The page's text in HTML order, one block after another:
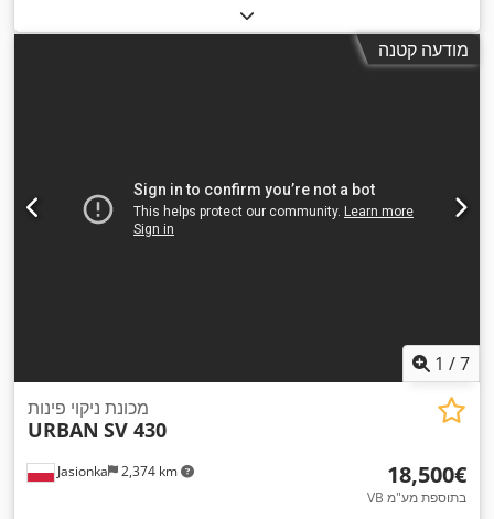
מודעה קטנה
1 /7
Jasionka 2,374 km
מכונת ניקוי פינות
URBAN SV 430
‏18,500 ‏€
VB בתוספת מע"מ